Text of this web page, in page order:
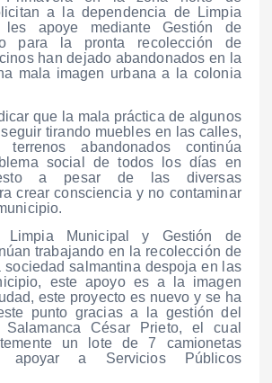
a la dependencia de Limpia
les apoye mediante Gestión de
para la pronta recolección de
han dejado abandonados en la
mala imagen urbana a la colonia
que la mala práctica de algunos
tirando muebles en las calles,
abandonados continúa
social de todos los días en
esto a pesar de las diversas
crear consciencia y no contaminar
Municipal y Gestión de
trabajando en la recolección de
sociedad salmantina despoja en las
este apoyo es a la imagen
este proyecto es nuevo y se ha
punto gracias a la gestión del
Salamanca César Prieto, el cual
un lote de 7 camionetas
apoyar a Servicios Públicos